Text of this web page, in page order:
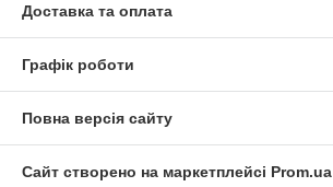
Доставка та оплата
Графік роботи
Повна версія сайту
Сайт створено на маркетплейсі Prom.ua